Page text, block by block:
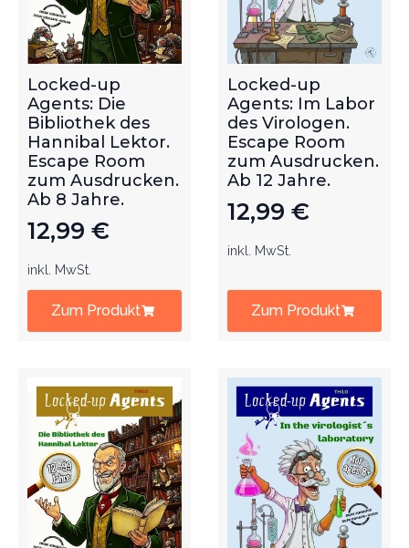
Locked-up
Agents: Die
Bibliothek des
Hannibal Lektor.
Escape Room
zum Ausdrucken.
Ab 8 Jahre.
12,99 €
inkl. MwSt.
Zum Produkt
Locked-up
Agents: Im Labor
des Virologen.
Escape Room
zum Ausdrucken.
Ab 12 Jahre.
12,99 €
inkl. MwSt.
Zum Produkt